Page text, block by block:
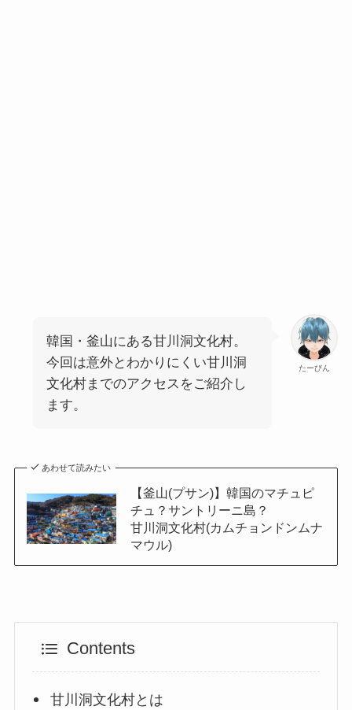
たーびん
韓国・釜山にある甘川洞文化村。
今回は意外とわかりにくい甘川洞
文化村までのアクセスをご紹介し
ます。
あわせて読みたい
【釜山(プサン)】韓国のマチュピ
チュ？サントリーニ島？
甘川洞文化村(カムチョンドンムナ
マウル)
Contents
甘川洞文化村とは